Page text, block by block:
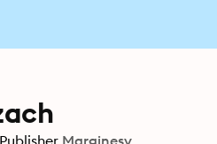
Publisher Marginesy